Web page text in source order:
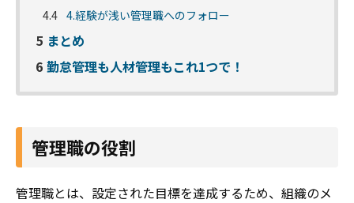
4.4 4.経験が浅い管理職へのフォロー
5 まとめ
6 勤怠管理も人材管理もこれ1つで！
管理職の役割
管理職とは、設定された目標を達成するため、組織のメ